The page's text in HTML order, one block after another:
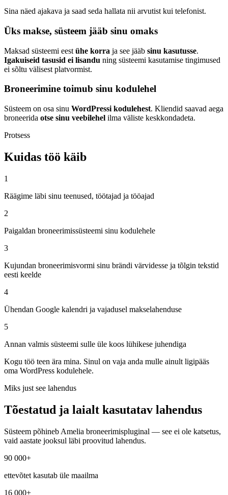
Sina näed ajakava ja saad seda hallata nii arvutist kui telefonist.
Üks makse, süsteem jääb sinu omaks
Maksad süsteemi eest ühe korra ja see jääb sinu kasutusse.
Igakuiseid tasusid ei lisandu ning süsteemi kasutamise tingimused
ei sõltu välisest platvormist.
Broneerimine toimub sinu kodulehel
Süsteem on osa sinu WordPressi kodulehest. Kliendid saavad aega
broneerida otse sinu veebilehel ilma väliste keskkondadeta.
Protsess
Kuidas töö käib
1
Räägime läbi sinu teenused, töötajad ja tööajad
2
Paigaldan broneerimissüsteemi sinu kodulehele
3
Kujundan broneerimisvormi sinu brändi värvidesse ja tõlgin tekstid
eesti keelde
4
Ühendan Google kalendri ja vajadusel makselahenduse
5
Annan valmis süsteemi sulle üle koos lühikese juhendiga
Kogu töö teen ära mina. Sinul on vaja anda mulle ainult ligipääs
oma WordPress kodulehele.
Miks just see lahendus
Tõestatud ja laialt kasutatav lahendus
Süsteem põhineb Amelia broneerimispluginal — see ei ole katsetus,
vaid aastate jooksul läbi proovitud lahendus.
90 000+
ettevõtet kasutab üle maailma
16 000+